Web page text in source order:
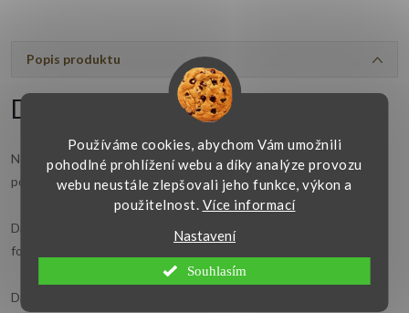
Používáme cookies, abychom Vám umožnili
pohodlné prohlížení webu a díky analýze provozu
webu neustále zlepšovali jeho funkce, výkon a
použitelnost. Více informací
Nastavení
Souhlasím
Popis produktu
Detailní popis produktu
Nevíte si rady s výběrem vhodného šperku? Věnujte dárkový
poukaz, který obdarovanému umožní výběr dle jeho představ.
Dárkový poukaz vám zašleme v tištěné formě poštou a nebo ve
formátu PDF do e-mailové schránky.
Dárkový poukaz má platnost půl roku.